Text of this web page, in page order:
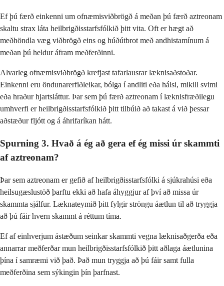
Ef þú færð einkenni um ofnæmisviðbrögð á meðan þú færð aztreonam
skaltu strax láta heilbrigðisstarfsfólkið þitt vita. Oft er hægt að
meðhöndla væg viðbrögð eins og húðútbrot með andhistamínum á
meðan þú heldur áfram meðferðinni.
Alvarleg ofnæmisviðbrögð krefjast tafarlausrar læknisaðstoðar.
Einkenni eru öndunarerfiðleikar, bólga í andliti eða hálsi, mikill svimi
eða hraður hjartsláttur. Þar sem þú færð aztreonam í læknisfræðilegu
umhverfi er heilbrigðisstarfsfólkið þitt tilbúið að takast á við þessar
aðstæður fljótt og á áhrifaríkan hátt.
Spurning 3. Hvað á ég að gera ef ég missi úr skammti
af aztreonam?
Þar sem aztreonam er gefið af heilbrigðisstarfsfólki á sjúkrahúsi eða
heilsugæslustöð þarftu ekki að hafa áhyggjur af því að missa úr
skammta sjálfur. Læknateymið þitt fylgir ströngu áætlun til að tryggja
að þú fáir hvern skammt á réttum tíma.
Ef af einhverjum ástæðum seinkar skammti vegna læknisaðgerða eða
annarrar meðferðar mun heilbrigðisstarfsfólkið þitt aðlaga áætlunina
þína í samræmi við það. Það mun tryggja að þú fáir samt fulla
meðferðina sem sýkingin þín þarfnast.